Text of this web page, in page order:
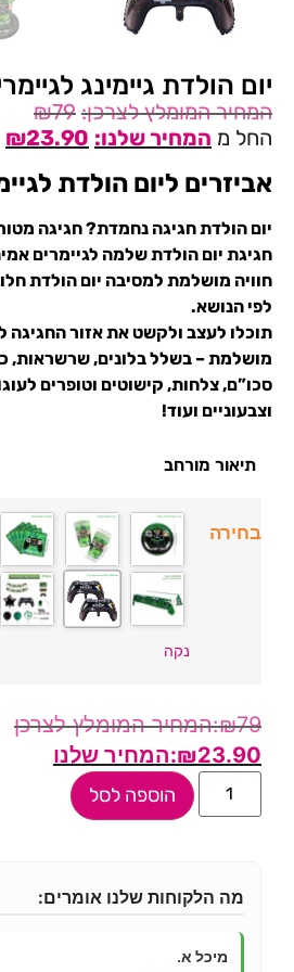
יום הולדת גיימינג
₪79
₪23.90 החל מ
אביזרים ליום הולדת
יום הולדת חגיגה נחמדת? חגיגה
חגיגת יום הולדת שלמה לגיימרים
חוויה מושלמת למסיבה יום הולדת
לפי הנושא.
תוכלו לעצב ולקשט את אזור החגיגה
מושלמת – בשלל בלונים, שרשראות,
סכו”ם, צלחות, קישוטים וטופרים
וצבעוניים ועוד!
תיאור מורחב
בחירה
נקה
₪79
₪23.90
הוספה לסל
מה הלקוחות שלנו אומרים:
מיכל א.